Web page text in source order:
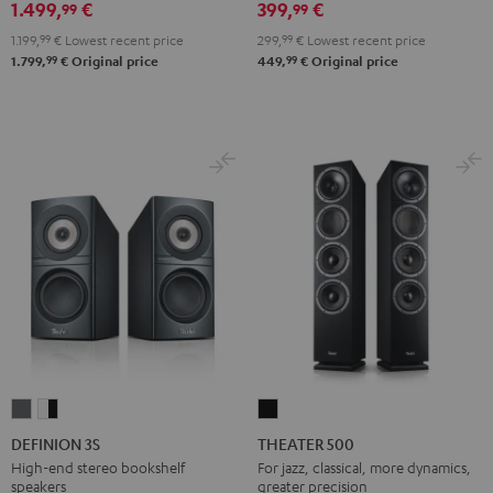
1.499,99 €
1.199, 99 € Lowest recent price
1.799,99 € Original price
399,99 €
299, 99 € Lowest recent price
449,99 € Original price
3S
anthracite
3S
white
DEFINION 3S
High-end stereo bookshelf
speakers
500
Black
THEATER 500
For jazz, classical, more dynamics,
greater precision